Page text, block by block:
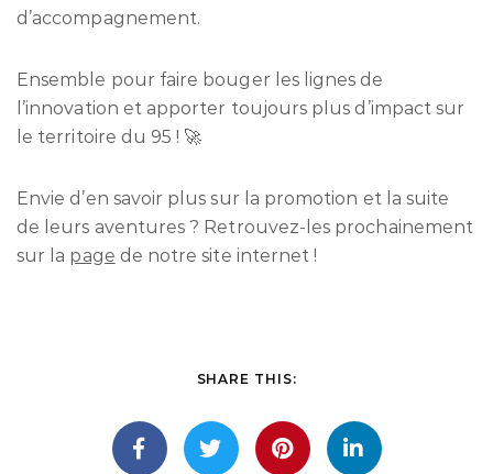
d’accompagnement.
Ensemble pour faire bouger les lignes de
l’innovation et apporter toujours plus d’impact sur
le territoire du 95 ! 🚀
Envie d’en savoir plus sur la promotion et la suite
de leurs aventures ? Retrouvez-les prochainement
sur la page de notre site internet !
SHARE THIS: